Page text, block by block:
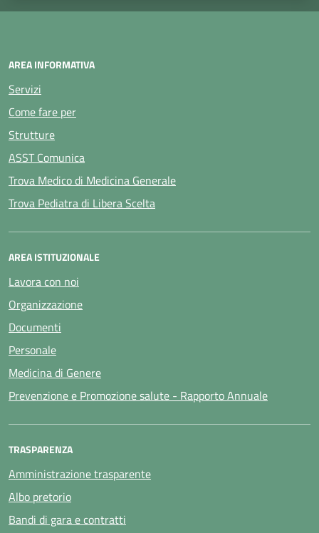
AREA INFORMATIVA
Servizi
Come fare per
Strutture
ASST Comunica
Trova Medico di Medicina Generale
Trova Pediatra di Libera Scelta
AREA ISTITUZIONALE
Lavora con noi
Organizzazione
Documenti
Personale
Medicina di Genere
Prevenzione e Promozione salute - Rapporto Annuale
TRASPARENZA
Amministrazione trasparente
Albo pretorio
Bandi di gara e contratti